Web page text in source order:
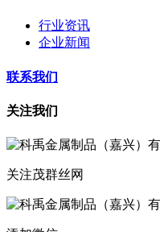
行业资讯
企业新闻
联系我们
关注我们
关注茂群丝网